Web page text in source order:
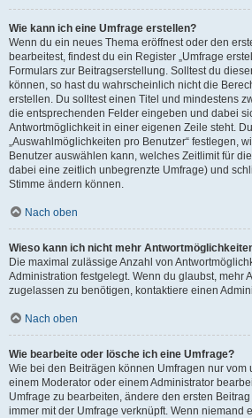
Wie kann ich eine Umfrage erstellen?
Wenn du ein neues Thema eröffnest oder den
bearbeitest, findest du ein Register „Umfrage
Formulars zur Beitragserstellung. Solltest du
können, so hast du wahrscheinlich nicht die
erstellen. Du solltest einen Titel und mindestens
die entsprechenden Felder eingeben und dabei
Antwortmöglichkeit in einer eigenen Zeile steht.
„Auswahlmöglichkeiten pro Benutzer“ festlegen,
Benutzer auswählen kann, welches Zeitlimit für
dabei eine zeitlich unbegrenzte Umfrage) und
Stimme ändern können.
Nach oben
Wieso kann ich nicht mehr
Die maximal zulässige Anzahl von
Administration festgelegt. Wenn du glaubst, mehr
zugelassen zu benötigen, kontaktiere einen
Nach oben
Wie bearbeite oder lösche ich eine Umfrage?
Wie bei den Beiträgen können Umfragen nur vom
einem Moderator oder einem Administrator
Umfrage zu bearbeiten, ändere den ersten
immer mit der Umfrage verknüpft. Wenn niemand